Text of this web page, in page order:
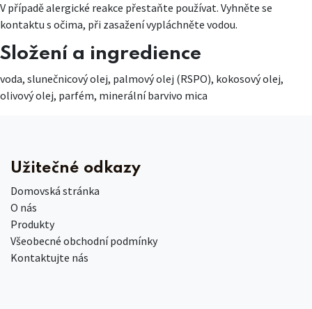
V případě alergické reakce přestaňte používat. Vyhněte se
kontaktu s očima, při zasažení vypláchněte vodou.
Složení a ingredience
voda, slunečnicový olej, palmový olej (RSPO), kokosový olej,
olivový olej, parfém, minerální barvivo mica
Užitečné odkazy
Domovská stránka
O nás
Produkty
Všeobecné obchodní podmínky
Kontaktujte nás